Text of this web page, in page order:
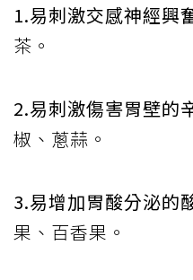
1.易刺激交感神經興
茶。
2.易刺激傷害胃壁的
椒、蔥蒜。
3.易增加胃酸分泌的
果、百香果。